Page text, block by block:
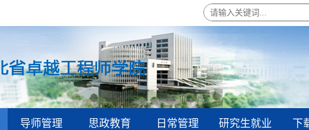
导师管理 思政教育 日常管理 研究生就业